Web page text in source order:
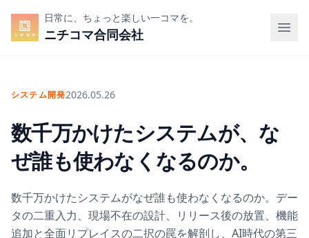
日常に、ちょっと楽しい一コマを。
ニチコマ合同会社
システム開発2026.05.26
数千万かけたシステムが、な
ぜ誰も使わなくなるのか。
数千万かけたシステムがなぜ誰も使わなくなるのか。デー
タの二重入力、現場不在の設計、リリース後の放置、機能
追加と全面リプレイスの二択の罠を解剖し、AI時代の第三